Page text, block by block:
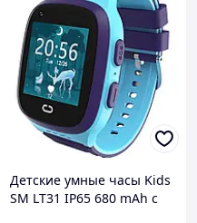
Детские умные часы Kids
SM LT31 IP65 680 mAh с